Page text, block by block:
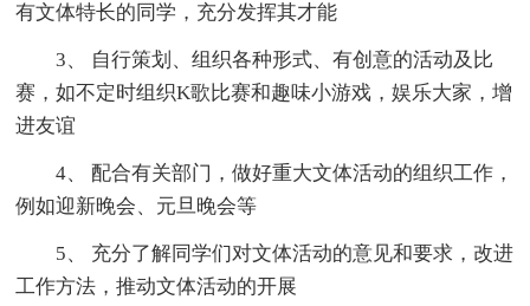
有文体特长的同学，充分发挥其才能
3、 自行策划、组织各种形式、有创意的活动及比
赛，如不定时组织K歌比赛和趣味小游戏，娱乐大家，增
进友谊
4、 配合有关部门，做好重大文体活动的组织工作，
例如迎新晚会、元旦晚会等
5、 充分了解同学们对文体活动的意见和要求，改进
工作方法，推动文体活动的开展